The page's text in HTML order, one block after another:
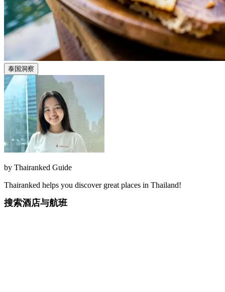
泰国洞察
by Thairanked Guide
Thairanked helps you discover great places in Thailand!
搜索酒店与航班